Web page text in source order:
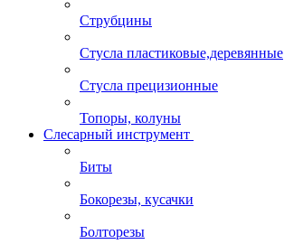
Струбцины
Стусла пластиковые,деревянные
Стусла прецизионные
Топоры, колуны
Слесарный инструмент
Биты
Бокорезы, кусачки
Болторезы